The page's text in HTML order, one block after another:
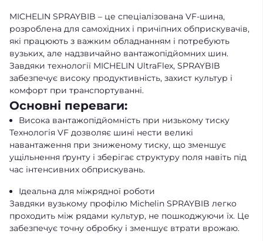
MICHELIN SPRAYBIB – це спеціалізована VF-шина,
розроблена для самохідних і причіпних обприскувачів,
які працюють з важким обладнанням і потребують
вузьких, але надзвичайно вантажопідйомних шин.
Завдяки технології MICHELIN UltraFlex, SPRAYBIB
забезпечує високу продуктивність, захист культур і
комфорт при транспортуванні.
Основні переваги:
Висока вантажопідйомність при низькому тиску
Технологія VF дозволяє шині нести великі
навантаження при зниженому тиску, що зменшує
ущільнення ґрунту і зберігає структуру поля навіть під
час інтенсивних обприскувань.
Ідеальна для міжрядної роботи
Завдяки вузькому профілю Michelin SPRAYBIB легко
проходить між рядами культур, не пошкоджуючи їх. Це
забезпечує точну обробку і зменшує втрати врожаю.